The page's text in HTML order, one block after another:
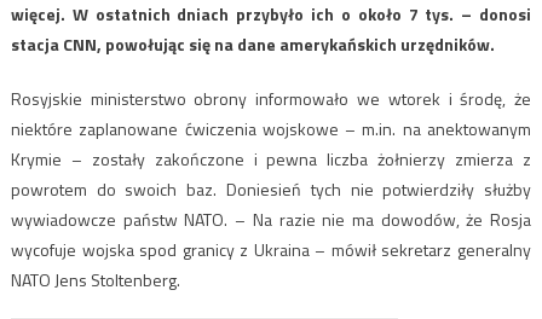
więcej. W ostatnich dniach przybyło ich o około 7 tys. – donosi
stacja CNN, powołując się na dane amerykańskich urzędników.
Rosyjskie ministerstwo obrony informowało we wtorek i środę, że
niektóre zaplanowane ćwiczenia wojskowe – m.in. na anektowanym
Krymie – zostały zakończone i pewna liczba żołnierzy zmierza z
powrotem do swoich baz. Doniesień tych nie potwierdziły służby
wywiadowcze państw NATO. – Na razie nie ma dowodów, że Rosja
wycofuje wojska spod granicy z Ukraina – mówił sekretarz generalny
NATO Jens Stoltenberg.